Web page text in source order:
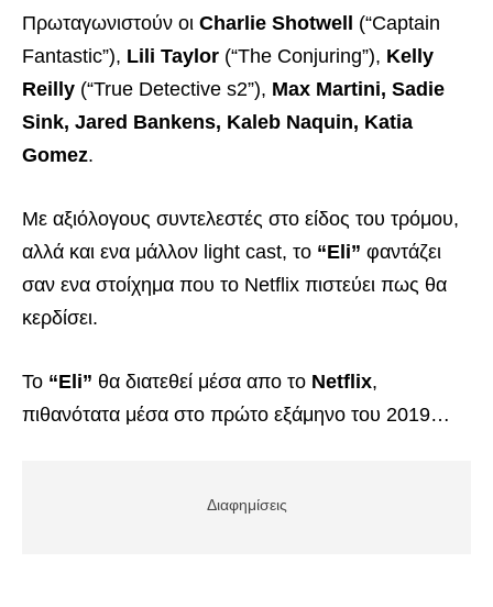
Πρωταγωνιστούν οι Charlie Shotwell
(“Captain
Fantastic”), Lili Taylor (“The Conjuring”), Kelly
Reilly (“True Detective s2”), Max Martini, Sadie
Sink, Jared Bankens, Kaleb Naquin, Katia
Gomez.
Με αξιόλογους συντελεστές στο είδος του τρόμου,
αλλά και ενα μάλλον light cast, το “Eli” φαντάζει
σαν ενα στοίχημα που το Netflix πιστεύει πως θα
κερδίσει.
Το “Eli” θα διατεθεί μέσα απο το Netflix,
πιθανότατα μέσα στο πρώτο εξάμηνο του 2019…
Διαφημίσεις